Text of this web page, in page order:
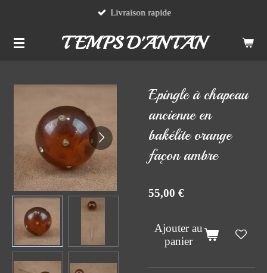
contenu
TEMPS D'ANTAN
Livraison rapide
Epingle à chapeau
ancienne en
bakélite orange
façon ambre
55,00 €
Ajouter au
panier